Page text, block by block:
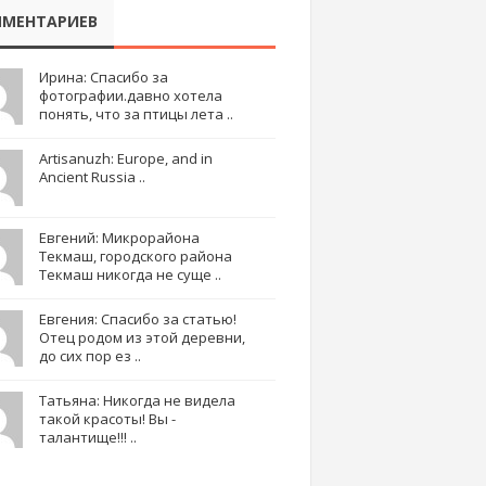
Ирина: Спасибо за
фотографии.давно хотела
понять, что за птицы лета ..
Artisanuzh: Europe, and in
Ancient Russia ..
Евгений: Микрорайона
Текмаш, городского района
Текмаш никогда не суще ..
Евгения: Спасибо за статью!
Отец родом из этой деревни,
до сих пор ез ..
Татьяна: Никогда не видела
такой красоты! Вы -
талантище!!! ..